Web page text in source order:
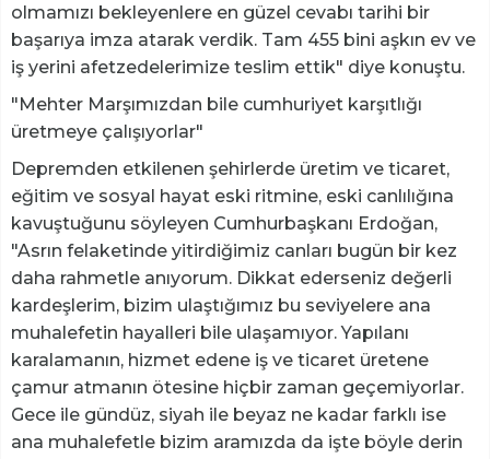
olmamızı bekleyenlere en güzel cevabı tarihi bir
başarıya imza atarak verdik. Tam 455 bini aşkın ev ve
iş yerini afetzedelerimize teslim ettik" diye konuştu.
"Mehter Marşımızdan bile cumhuriyet karşıtlığı
üretmeye çalışıyorlar"
Depremden etkilenen şehirlerde üretim ve ticaret,
eğitim ve sosyal hayat eski ritmine, eski canlılığına
kavuştuğunu söyleyen Cumhurbaşkanı Erdoğan,
"Asrın felaketinde yitirdiğimiz canları bugün bir kez
daha rahmetle anıyorum. Dikkat ederseniz değerli
kardeşlerim, bizim ulaştığımız bu seviyelere ana
muhalefetin hayalleri bile ulaşamıyor. Yapılanı
karalamanın, hizmet edene iş ve ticaret üretene
çamur atmanın ötesine hiçbir zaman geçemiyorlar.
Gece ile gündüz, siyah ile beyaz ne kadar farklı ise
ana muhalefetle bizim aramızda da işte böyle derin